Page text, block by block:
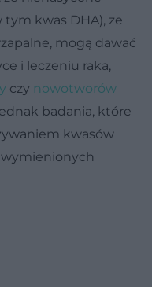
tym kwas DHA), ze
mogą dawać
i leczeniu raka,
czy nowotworów
badania, które
kwasów